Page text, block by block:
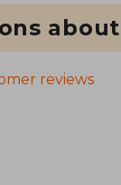
reviews